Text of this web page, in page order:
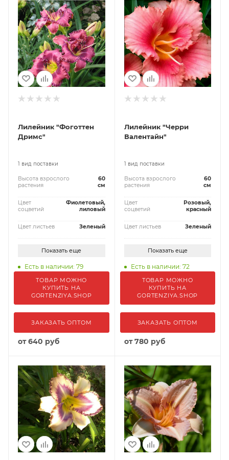
Лилейник "Фоготтен
Дримс"
1 вид поставки
Высота взрослого
растения
60
см
Цвет
соцветий
Фиолетовый,
лиловый
Цвет листьев Зеленый
Показать еще
Есть в наличии: 79
ТОВАР МОЖНО
КУПИТЬ НА
GORTENZIYA.SHOP
ЗАКАЗАТЬ ОПТОМ
от640 руб
Лилейник "Черри
Валентайн"
1 вид поставки
Высота взрослого
растения
60
см
Цвет
соцветий
Розовый,
красный
Цвет листьев Зеленый
Показать еще
Есть в наличии: 72
ТОВАР МОЖНО
КУПИТЬ НА
GORTENZIYA.SHOP
ЗАКАЗАТЬ ОПТОМ
от780 руб